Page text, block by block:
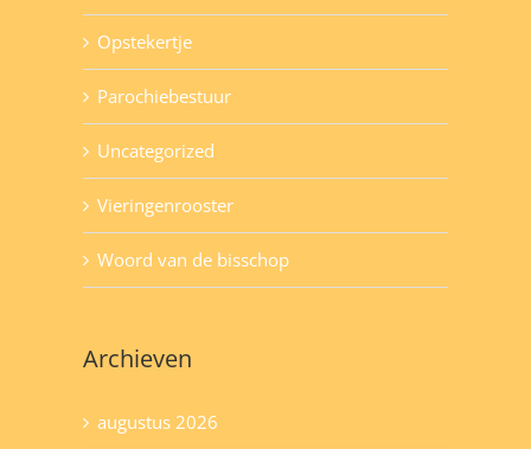
Opstekertje
Parochiebestuur
Uncategorized
Vieringenrooster
Woord van de bisschop
Archieven
augustus 2026